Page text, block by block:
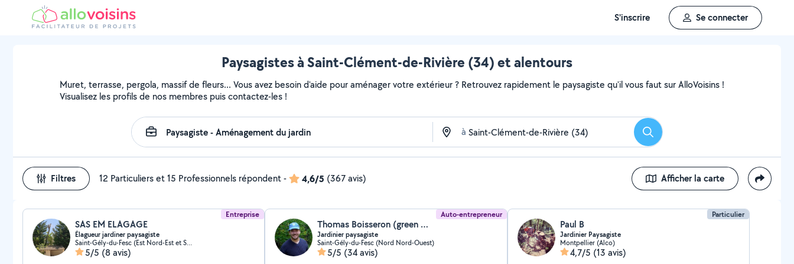
S'inscrire Se connecter
Paysagistes à Saint-Clément-de-Rivière (34) et alentours
Muret, terrasse, pergola, massif de fleurs... Vous avez besoin d'aide pour aménager votre extérieur ? Retrouvez rapidement le paysagiste qu'il vous faut sur AlloVoisins !
Visualisez les profils de nos membres puis contactez-les !
à Rechercher
Filtres 12 Particuliers et 15 Professionnels répondent- 4,6/5 (367 avis) Afficher la carte
Entreprise
SAS EM ELAGAGE
Élagueur jardiner paysagiste
Saint-Gély-du-Fesc (Est Nord-Est et Sud-Est)
5/5 (8 avis)
Auto-entrepreneur
Thomas Boisseron (green magic)
Jardinier paysagiste
Saint-Gély-du-Fesc (Nord Nord-Ouest)
5/5 (34 avis)
Particulier
Paul B
Jardinier Paysagiste
Montpellier (Alco)
4,7/5 (13 avis)